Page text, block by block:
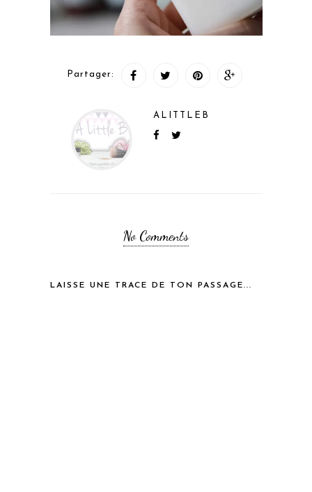
Partager:
ALITTLEB
No Comments
LAISSE UNE TRACE DE TON PASSAGE...